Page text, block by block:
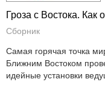
Гроза с Востока.
Сборник
Самая горячая точка
Ближним Востоком
идейные установки